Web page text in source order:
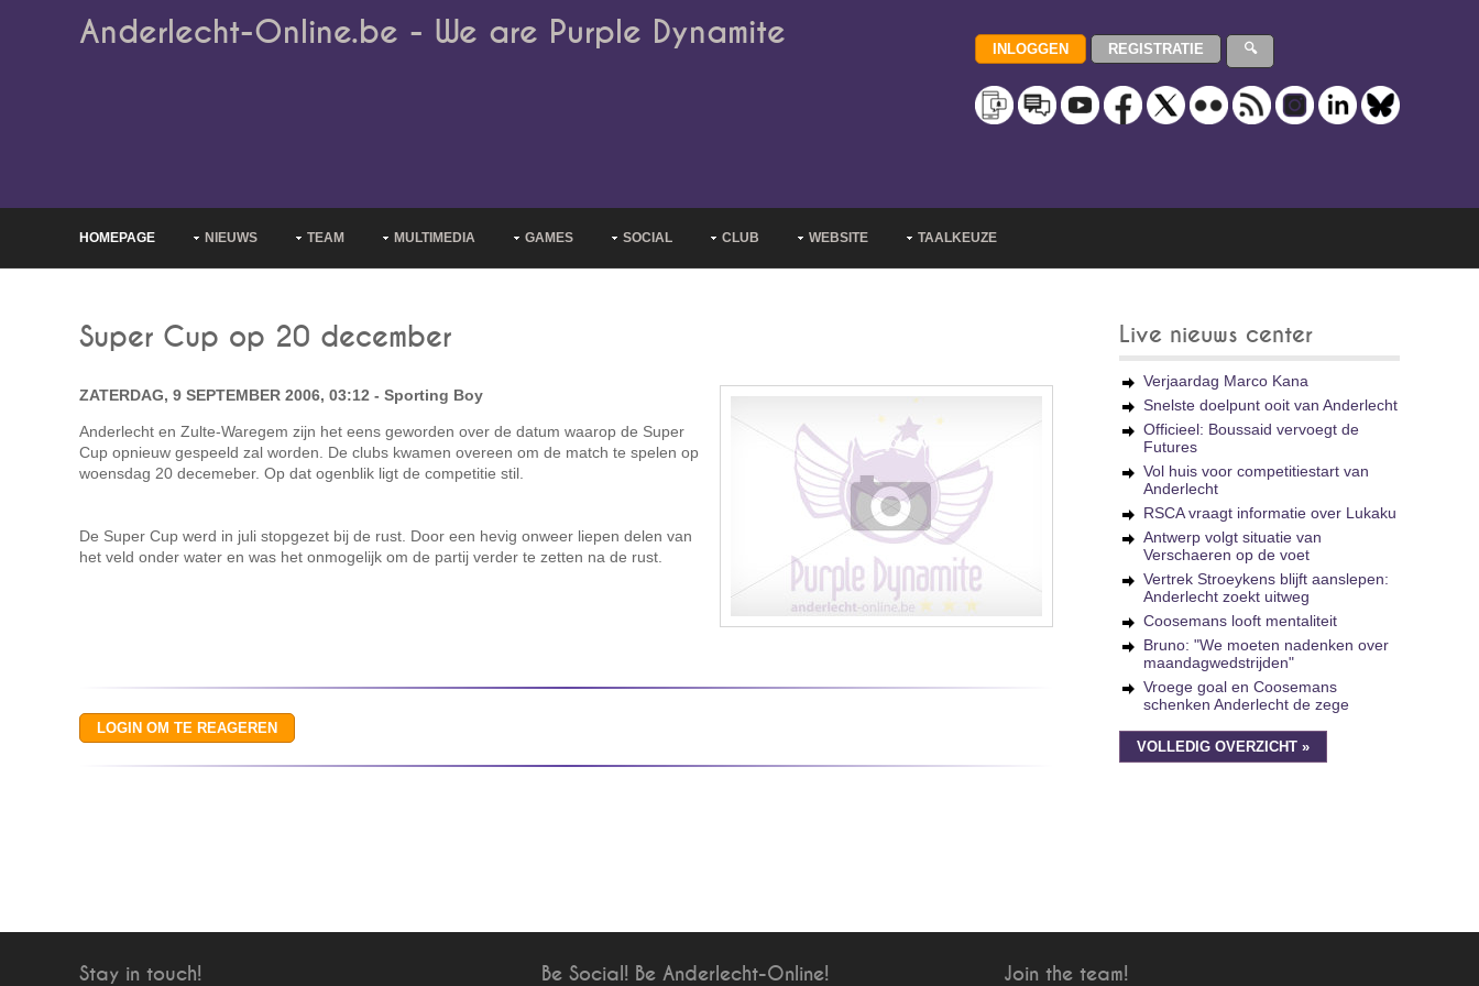
Anderlecht-Online.be - We are Purple Dynamite
HOMEPAGE NIEUWS TEAM MULTIMEDIA GAMES SOCIAL CLUB WEBSITE TAALKEUZE
Super Cup op 20 december
ZATERDAG, 9 SEPTEMBER 2006, 03:12 - Sporting Boy
Anderlecht en Zulte-Waregem zijn het eens geworden over de datum waarop de Super
Cup opnieuw gespeeld zal worden. De clubs kwamen overeen om de match te spelen op
woensdag 20 decemeber. Op dat ogenblik ligt de competitie stil.
De Super Cup werd in juli stopgezet bij de rust. Door een hevig onweer liepen delen van
het veld onder water en was het onmogelijk om de partij verder te zetten na de rust.
Live nieuws center
Verjaardag Marco Kana
Snelste doelpunt ooit van Anderlecht
Officieel: Boussaid vervoegt de
Futures
Vol huis voor competitiestart van
Anderlecht
RSCA vraagt informatie over Lukaku
Antwerp volgt situatie van
Verschaeren op de voet
Vertrek Stroeykens blijft aanslepen:
Anderlecht zoekt uitweg
Coosemans looft mentaliteit
Bruno: "We moeten nadenken over
maandagwedstrijden"
Vroege goal en Coosemans
schenken Anderlecht de zege
VOLLEDIG OVERZICHT »
Stay in touch! Be Social! Be Anderlecht-Online! Join the team!